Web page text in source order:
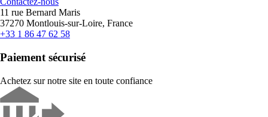
11 rue Bernard Maris
37270 Montlouis-sur-Loire, France
+33 1 86 47 62 58
Paiement sécurisé
Achetez sur notre site en toute confiance